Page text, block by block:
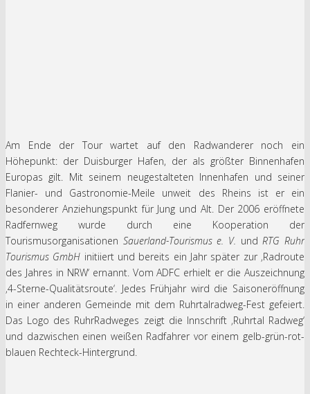
Am Ende der Tour wartet auf den Radwanderer noch ein
Höhepunkt: der Duisburger Hafen, der als größter Binnenhafen
Europas gilt. Mit seinem neugestalteten Innenhafen und seiner
Flanier- und Gastronomie-Meile unweit des Rheins ist er ein
besonderer Anziehungspunkt für Jung und Alt. Der 2006 eröffnete
Radfernweg wurde durch eine Kooperation der
Tourismusorganisationen Sauerland-Tourismus e. V. und RTG Ruhr
Tourismus GmbH initiiert und bereits ein Jahr später zur ‚Radroute
des Jahres in NRW‘ ernannt. Vom ADFC erhielt er die Auszeichnung
‚4-Sterne-Qualitätsroute‘. Jedes Frühjahr wird die Saisoneröffnung
in einer anderen Gemeinde mit dem Ruhrtalradweg-Fest gefeiert.
Das Logo des RuhrRadweges zeigt die Innschrift ‚Ruhrtal Radweg‘
und dazwischen einen weißen Radfahrer vor einem gelb-grün-rot-
blauen Rechteck-Hintergrund.